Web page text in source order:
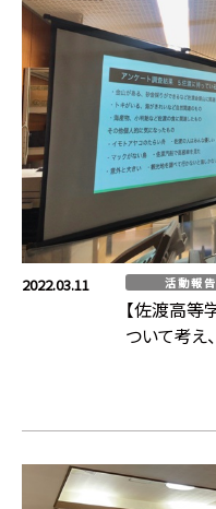
2022.03.11 活動報告
【佐渡高
ついて考え